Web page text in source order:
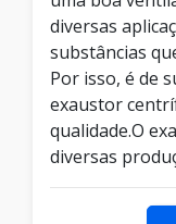
diversas
substâncias
Por isso, é de
exaustor
qualidade.O
diversas